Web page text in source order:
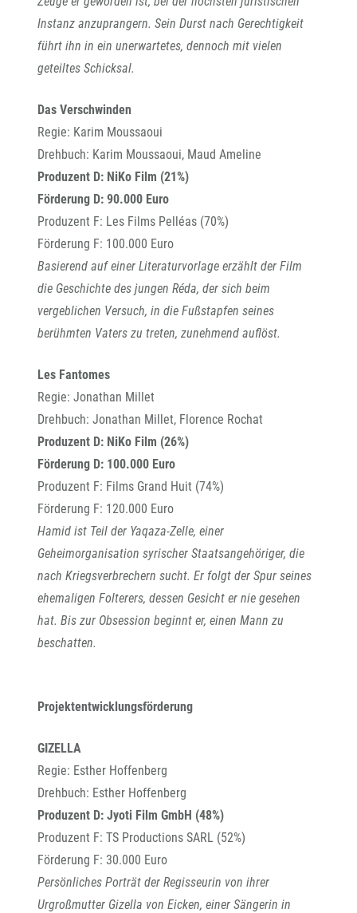
Instanz anzuprangern. Sein Durst nach Gerechtigkeit
führt ihn in ein unerwartetes, dennoch mit vielen
geteiltes Schicksal.
Das Verschwinden
Regie: Karim Moussaoui
Drehbuch: Karim Moussaoui, Maud Ameline
Produzent D: NiKo Film (21%)
Förderung D: 90.000 Euro
Produzent F: Les Films Pelléas (70%)
Förderung F: 100.000 Euro
Basierend auf einer Literaturvorlage erzählt der Film
die Geschichte des jungen Réda, der sich beim
vergeblichen Versuch, in die Fußstapfen seines
berühmten Vaters zu treten, zunehmend auflöst.
Les Fantomes
Regie: Jonathan Millet
Drehbuch: Jonathan Millet, Florence Rochat
Produzent D: NiKo Film (26%)
Förderung D: 100.000 Euro
Produzent F: Films Grand Huit (74%)
Förderung F: 120.000 Euro
Hamid ist Teil der Yaqaza-Zelle, einer
Geheimorganisation syrischer Staatsangehöriger, die
nach Kriegsverbrechern sucht. Er folgt der Spur seines
ehemaligen Folterers, dessen Gesicht er nie gesehen
hat. Bis zur Obsession beginnt er, einen Mann zu
beschatten.
Projektentwicklungsförderung
GIZELLA
Regie: Esther Hoffenberg
Drehbuch: Esther Hoffenberg
Produzent D: Jyoti Film GmbH (48%)
Produzent F: TS Productions SARL (52%)
Förderung F: 30.000 Euro
Persönliches Porträt der Regisseurin von ihrer
Urgroßmutter Gizella von Eicken, einer Sängerin in